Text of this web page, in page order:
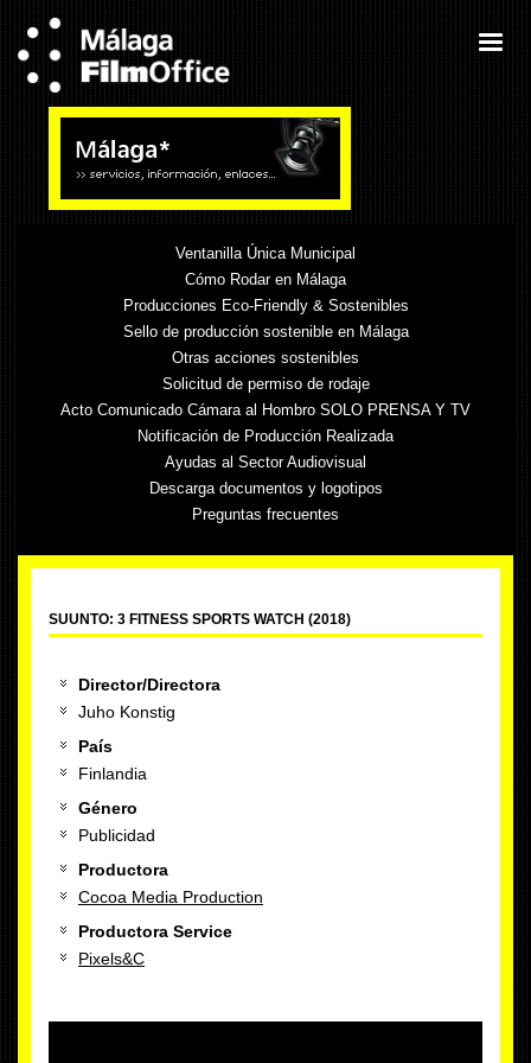
Ventanilla Única Municipal
Cómo Rodar en Málaga
Producciones Eco-Friendly & Sostenibles
Sello de producción sostenible en Málaga
Otras acciones sostenibles
Solicitud de permiso de rodaje
Acto Comunicado Cámara al Hombro SOLO PRENSA Y TV
Notificación de Producción Realizada
Ayudas al Sector Audiovisual
Descarga documentos y logotipos
Preguntas frecuentes
SUUNTO: 3 FITNESS SPORTS WATCH (2018)
Director/Directora
Juho Konstig
País
Finlandia
Género
Publicidad
Productora
Cocoa Media Production
Productora Service
Pixels&C